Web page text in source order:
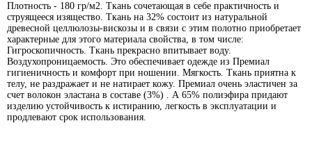
Плотность - 180 гр/м2. Ткань сочетающая в себе практичность и
струящееся изящество. Ткань на 32% состоит из натуральной
древесной целлюлозы-вискозы и в связи с этим полотно приобретает
характерные для этого материала свойства, в том числе:
Гигроскопичность. Ткань прекрасно впитывает воду.
Воздухопроницаемость. Это обеспечивает одежде из Премиал
гигиеничность и комфорт при ношении. Мягкость. Ткань приятна к
телу, не раздражает и не натирает кожу. Премиал очень эластичен за
счет волокон эластана в составе (3%) . А 65% полиэфира придают
изделию устойчивость к истиранию, легкость в эксплуатации и
продлевают срок использования.